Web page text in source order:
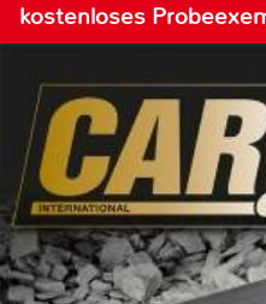
kostenloses